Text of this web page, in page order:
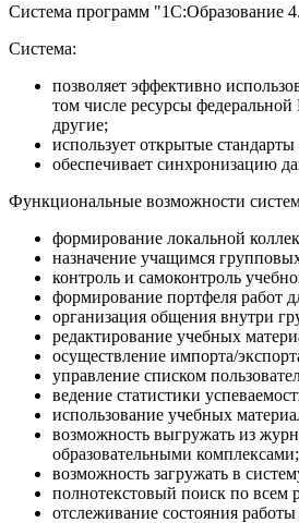
Система программ "1С:Образование
Система:
позволяет эффективно
том числе ресурсы
другие;
использует открытые
обеспечивает синхронизацию
Функциональные возможности
формирование локальной
назначение учащимся
контроль и самоконтроль
формирование портфеля работ
организация общения внутри
редактирование учебных
осуществление импорта/
управление списком
ведение статистики
использование учебных
возможность выгружать из
образовательными комплексами;
возможность загружать в
полнотекстовый поиск по всем
отслеживание состояния